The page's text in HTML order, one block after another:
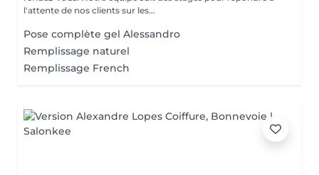
l'attente de nos clients sur les...
Pose complète gel Alessandro
Remplissage naturel
Remplissage French